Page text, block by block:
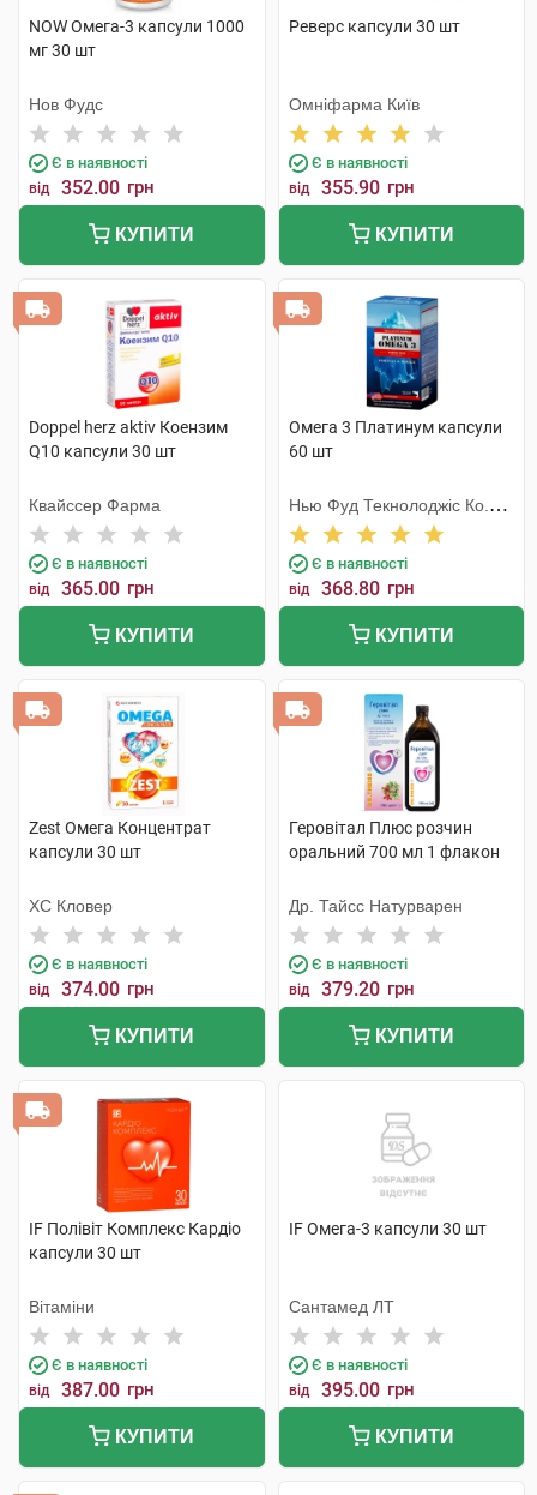
NOW Омега-3 капсули 1000
мг 30 шт
Нов Фудс
Є в наявності
від 352.00 грн
КУПИТИ
Реверс капсули 30 шт
Омніфарма Київ
Є в наявності
від 355.90 грн
КУПИТИ
Doppel herz aktiv Коензим
Q10 капсули 30 шт
Квайссер Фарма
Є в наявності
від 365.00 грн
КУПИТИ
Омега 3 Платинум капсули
60 шт
Нью Фуд Текнолоджіс Ко.
Лтд
Є в наявності
від 368.80 грн
КУПИТИ
Zest Омега Концентрат
капсули 30 шт
ХС Кловер
Є в наявності
від 374.00 грн
КУПИТИ
Геровітал Плюс розчин
оральний 700 мл 1 флакон
Др. Тайсс Натурварен
Є в наявності
від 379.20 грн
КУПИТИ
IF Полівіт Комплекс Кардіо
капсули 30 шт
Вітаміни
Є в наявності
від 387.00 грн
КУПИТИ
IF Омега-3 капсули 30 шт
Сантамед ЛТ
Є в наявності
від 395.00 грн
КУПИТИ